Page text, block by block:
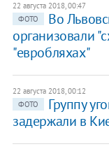
22 августа 2018, 00:47
ФОТО
Во
организовали
"евробляхах"
22 августа 2018, 00:12
ФОТО
Группу
задержали в